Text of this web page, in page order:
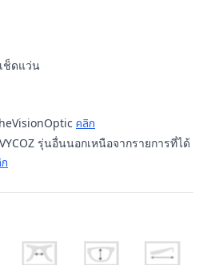
ช็ดแว่น
คลิก
รุ่นอื่นนอกเหนือจากรายการที่ได้